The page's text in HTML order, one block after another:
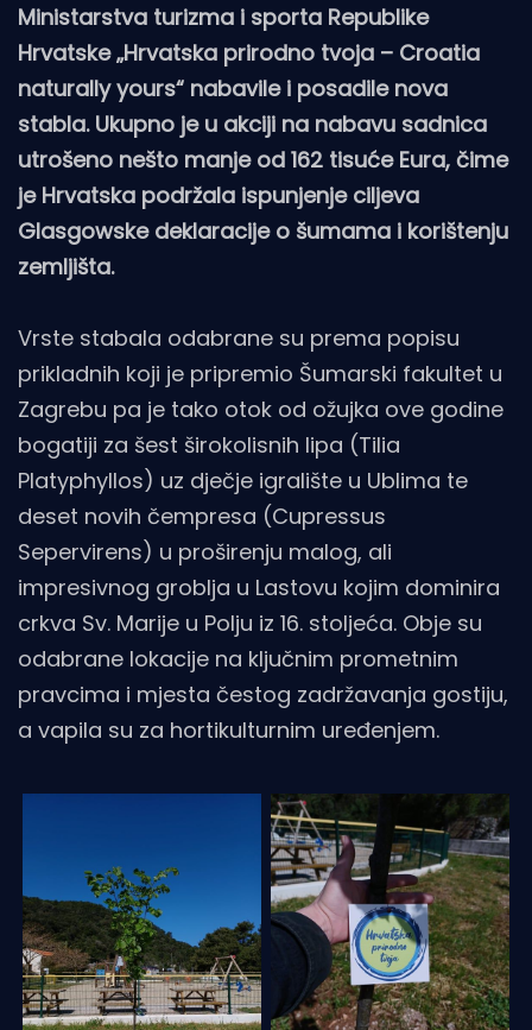
Ministarstva turizma i sporta Republike
Hrvatske „Hrvatska prirodno tvoja – Croatia
naturally yours“ nabavile i posadile nova
stabla. Ukupno je u akciji na nabavu sadnica
utrošeno nešto manje od 162 tisuće Eura, čime
je Hrvatska podržala ispunjenje ciljeva
Glasgowske deklaracije o šumama i korištenju
zemljišta.
Vrste stabala odabrane su prema popisu
prikladnih koji je pripremio Šumarski fakultet u
Zagrebu pa je tako otok od ožujka ove godine
bogatiji za šest širokolisnih lipa (Tilia
Platyphyllos) uz dječje igralište u Ublima te
deset novih čempresa (Cupressus
Sepervirens) u proširenju malog, ali
impresivnog groblja u Lastovu kojim dominira
crkva Sv. Marije u Polju iz 16. stoljeća. Obje su
odabrane lokacije na ključnim prometnim
pravcima i mjesta čestog zadržavanja gostiju,
a vapila su za hortikulturnim uređenjem.